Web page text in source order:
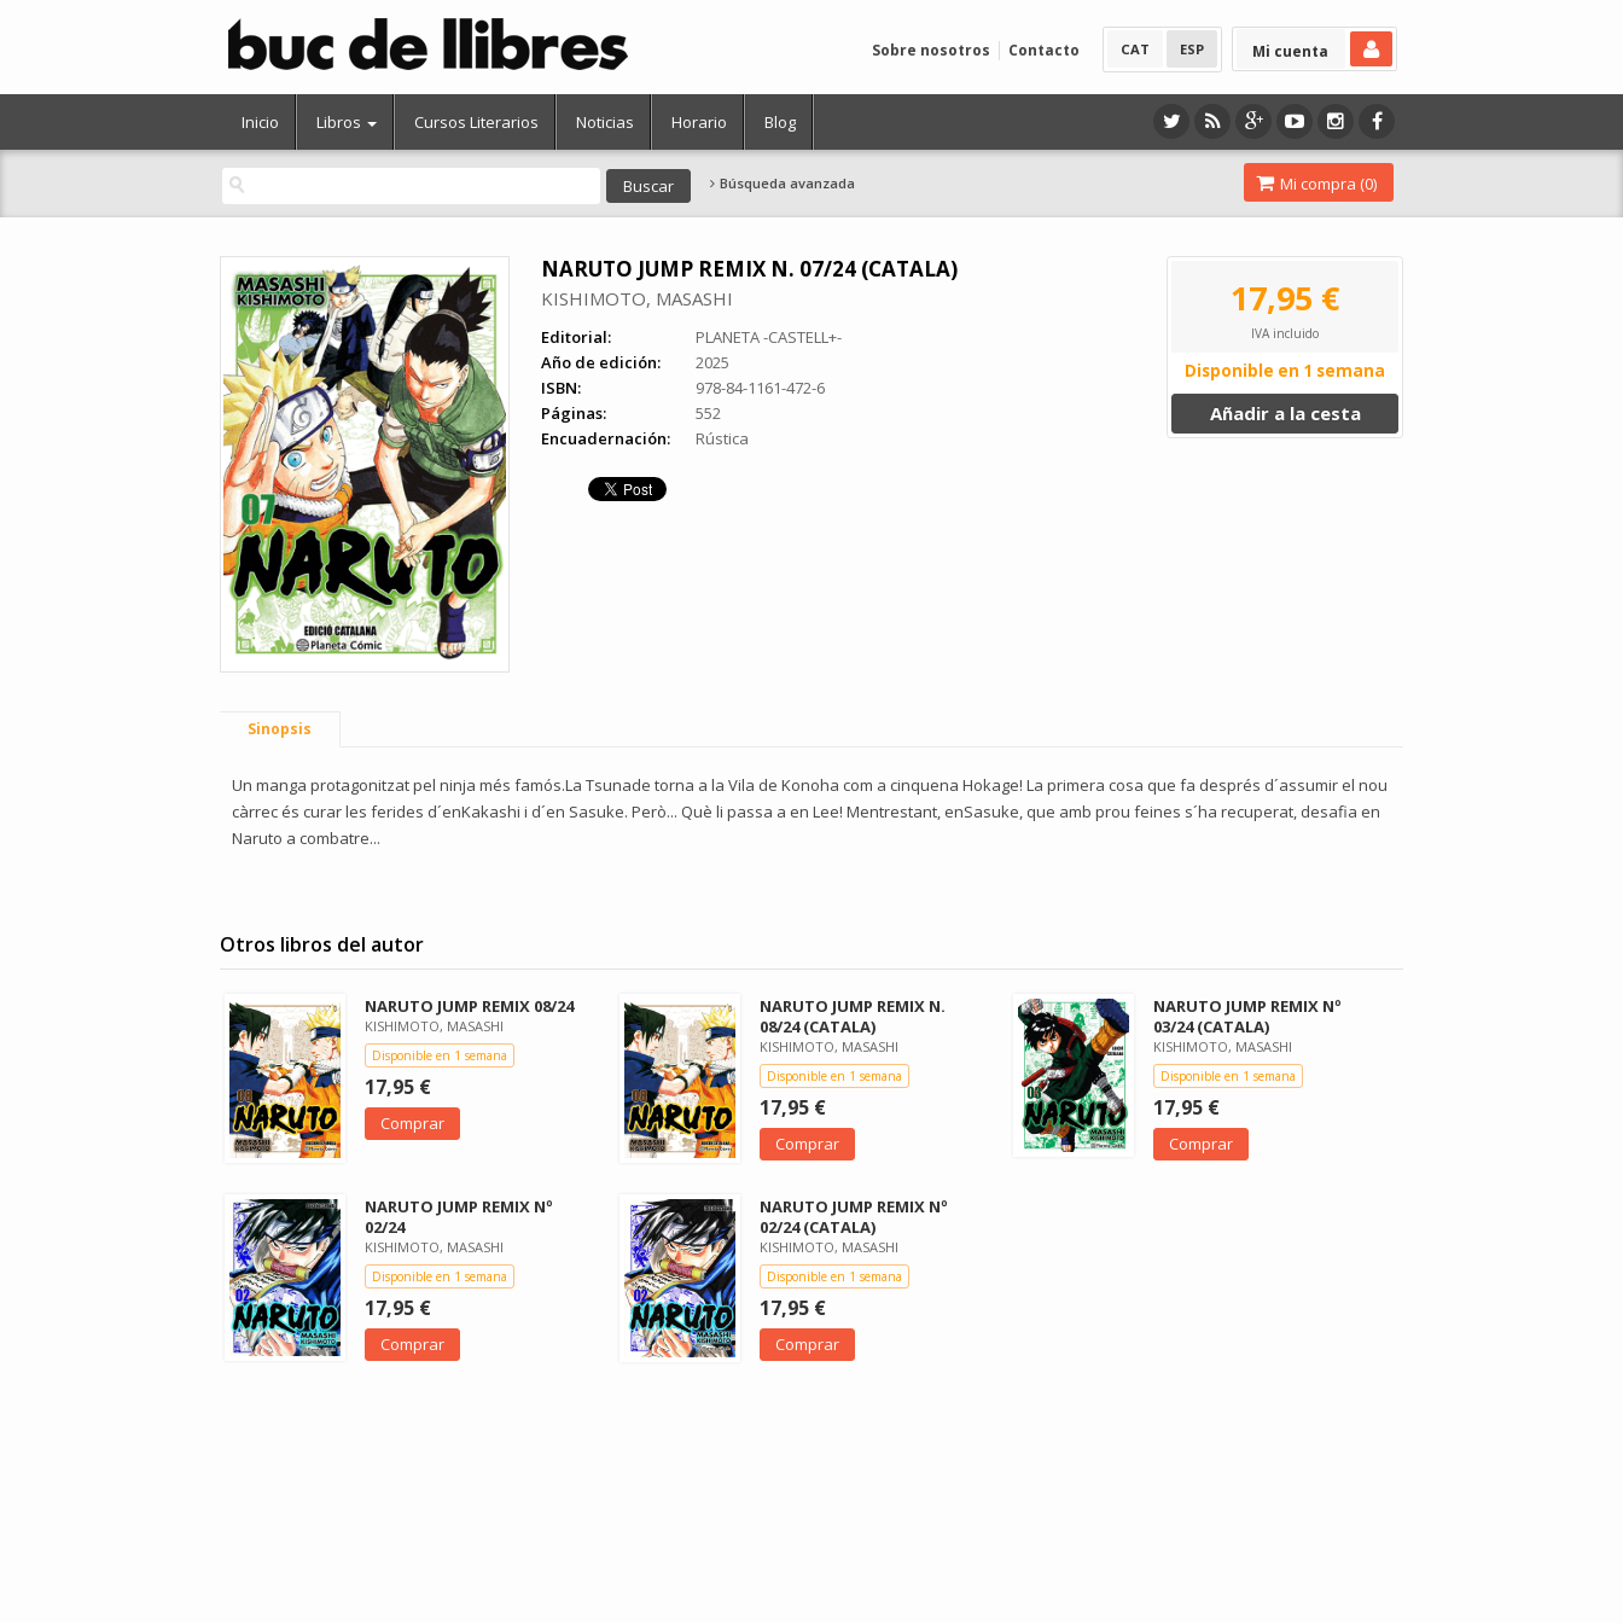
Mi cuenta
CAT ESP
Sobre nosotros Contacto
Inicio Libros Cursos Literarios Noticias Horario Blog
Búsqueda avanzada Mi compra (0)
NARUTO JUMP REMIX N. 07/24 (CATALA)
KISHIMOTO, MASASHI
Editorial:
PLANETA -CASTELL+-
Año de edición:
2025
ISBN:
978-84-1161-472-6
Páginas:
552
Encuadernación:
Rústica
17,95 €
IVA incluido
Disponible en 1 semana
Añadir a la cesta
Sinopsis
Un manga protagonitzat pel ninja més famós.La Tsunade torna a la Vila de Konoha com a cinquena Hokage! La primera cosa que fa després d´assumir el nou
càrrec és curar les ferides d´enKakashi i d´en Sasuke. Però... Què li passa a en Lee! Mentrestant, enSasuke, que amb prou feines s´ha recuperat, desafia en
Naruto a combatre...
Otros libros del autor
NARUTO JUMP REMIX 08/24
KISHIMOTO, MASASHI
Disponible en 1 semana
17,95 €
Comprar
NARUTO JUMP REMIX N.
08/24 (CATALA)
KISHIMOTO, MASASHI
Disponible en 1 semana
17,95 €
Comprar
NARUTO JUMP REMIX Nº
03/24 (CATALA)
KISHIMOTO, MASASHI
Disponible en 1 semana
17,95 €
Comprar
NARUTO JUMP REMIX Nº
02/24
KISHIMOTO, MASASHI
Disponible en 1 semana
17,95 €
Comprar
NARUTO JUMP REMIX Nº
02/24 (CATALA)
KISHIMOTO, MASASHI
Disponible en 1 semana
17,95 €
Comprar